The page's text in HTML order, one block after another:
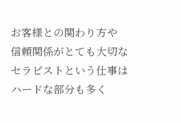
お客様との関わり方や
信頼関係がとても大切な
セラピストという仕事は
ハードな部分も多く